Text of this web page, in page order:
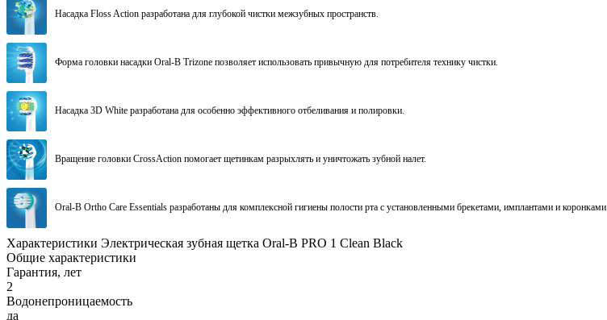
Насадка Floss Action разработана для глубокой чистки межзубных пространств.
Форма головки насадки Oral-B Trizone позволяет использовать привычную для потребителя технику чистки.
Насадка 3D White разработана для особенно эффективного отбеливания и полировки.
Вращение головки CrossAction помогает щетинкам разрыхлять и уничтожать зубной налет.
Oral-B Ortho Care Essentials разработаны для комплексной гигиены полости рта с установленными брекетами, имплантами и коронками.
Характеристики Электрическая зубная щетка Oral-B PRO 1 Clean Black
Общие характеристики
Гарантия, лет
2
Водонепроницаемость
да